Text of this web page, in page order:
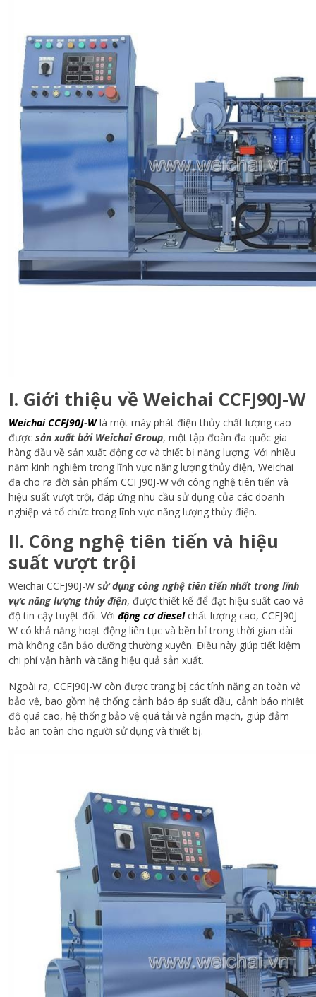
I. Giới thiệu về Weichai CCFJ90J-W
Weichai CCFJ90J-Wlà một máy phát điện thủy chất lượng cao
được sản xuất bởi Weichai Group, một tập đoàn đa quốc gia
hàng đầu về sản xuất động cơ và thiết bị năng lượng. Với nhiều
năm kinh nghiệm trong lĩnh vực năng lượng thủy điện, Weichai
đã cho ra đời sản phẩm CCFJ90J-W với công nghệ tiên tiến và
hiệu suất vượt trội, đáp ứng nhu cầu sử dụng của các doanh
nghiệp và tổ chức trong lĩnh vực năng lượng thủy điện.
II. Công nghệ tiên tiến và hiệu
suất vượt trội
Weichai CCFJ90J-W sử dụng công nghệ tiên tiến nhất trong lĩnh
vực năng lượng thủy điện, được thiết kế để đạt hiệu suất cao và
độ tin cậy tuyệt đối. Với động cơ dieselchất lượng cao, CCFJ90J-
W có khả năng hoạt động liên tục và bền bỉ trong thời gian dài
mà không cần bảo dưỡng thường xuyên. Điều này giúp tiết kiệm
chi phí vận hành và tăng hiệu quả sản xuất.
Ngoài ra, CCFJ90J-W còn được trang bị các tính năng an toàn và
bảo vệ, bao gồm hệ thống cảnh báo áp suất dầu, cảnh báo nhiệt
độ quá cao, hệ thống bảo vệ quá tải và ngắn mạch, giúp đảm
bảo an toàn cho người sử dụng và thiết bị.